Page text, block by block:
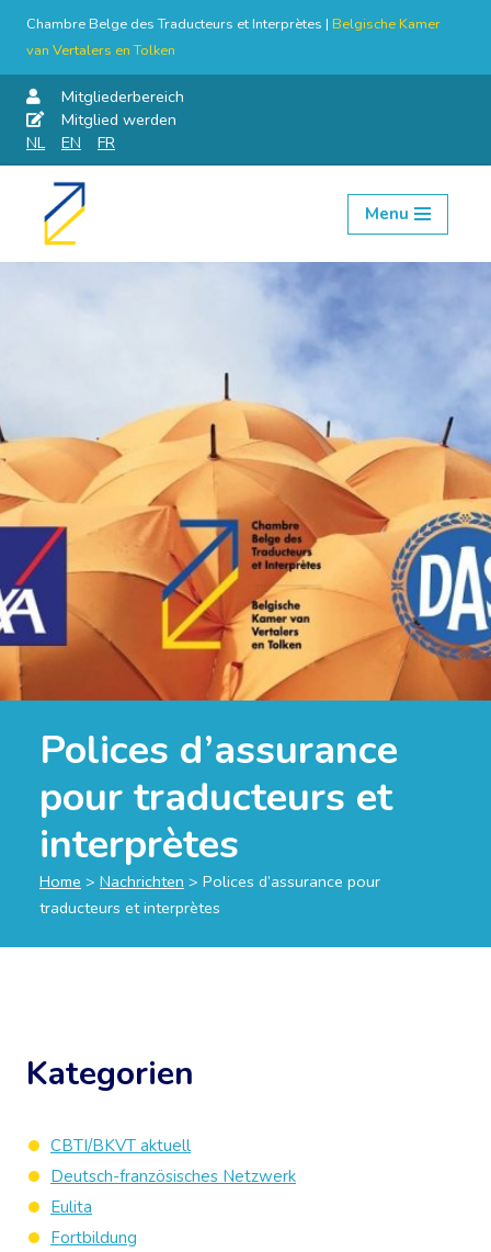
Chambre Belge des Traducteurs et Interprètes | Belgische Kamer
van Vertalers en Tolken
Mitgliederbereich
Mitglied werden
NL
EN FR
Skip
Menu
Polices d’assurance
pour traducteurs et
interprètes
Home > Nachrichten > Polices d’assurance pour
traducteurs et interprètes
Kategorien
CBTI/BKVT aktuell
Deutsch-französisches Netzwerk
Eulita
Fortbildung